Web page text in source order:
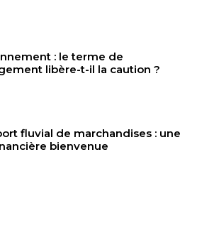
: le terme de
libère-t-il la caution ?
fluvial de marchandises : une
bienvenue